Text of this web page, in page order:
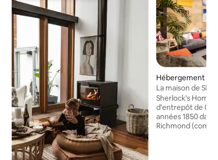
Hébergement ⋅
La maison de
magique à
Sherlock's Home,
d'entrepôt de
années 1850
Richmond